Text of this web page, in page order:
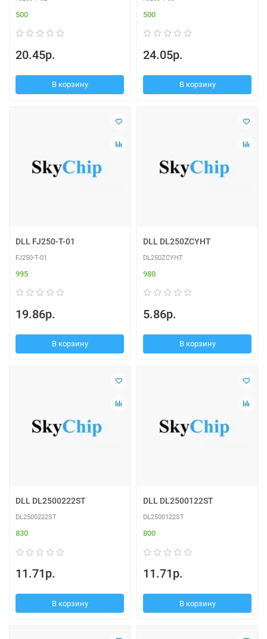
500
20.45р.
В корзину
500
24.05р.
В корзину
DLL FJ250-T-01
FJ250-T-01
995
19.86р.
В корзину
DLL DL250ZCYHT
DL250ZCYHT
980
5.86р.
В корзину
DLL DL2500222ST
DL2500222ST
830
11.71р.
В корзину
DLL DL2500122ST
DL2500122ST
800
11.71р.
В корзину